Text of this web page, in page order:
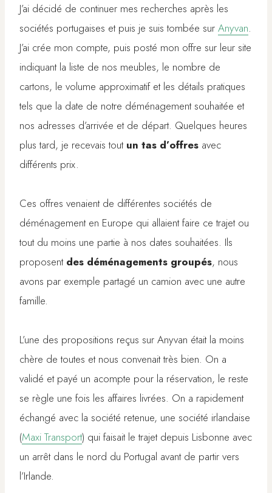
J’ai décidé de continuer mes recherches après les
sociétés portugaises et puis je suis tombée sur Anyvan.
J’ai crée mon compte, puis posté mon offre sur leur site
indiquant la liste de nos meubles, le nombre de
cartons, le volume approximatif et les détails pratiques
tels que la date de notre déménagement souhaitée et
nos adresses d’arrivée et de départ. Quelques heures
plus tard, je recevais tout un tas d’offres avec
différents prix.
Ces offres venaient de différentes sociétés de
déménagement en Europe qui allaient faire ce trajet ou
tout du moins une partie à nos dates souhaitées. Ils
proposent des déménagements groupés, nous
avons par exemple partagé un camion avec une autre
famille.
L’une des propositions reçus sur Anyvan était la moins
chère de toutes et nous convenait très bien. On a
validé et payé un acompte pour la réservation, le reste
se règle une fois les affaires livrées. On a rapidement
échangé avec la société retenue, une société irlandaise
(Maxi Transport) qui faisait le trajet depuis Lisbonne avec
un arrêt dans le nord du Portugal avant de partir vers
l’Irlande.